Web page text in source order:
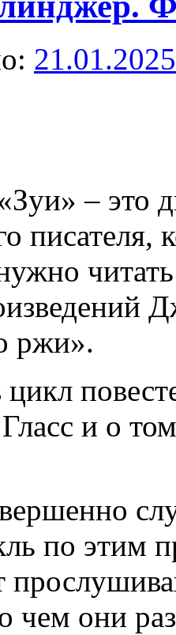
21.01.2025
– это
писателя,
ржи».
и о
по этим
чем они